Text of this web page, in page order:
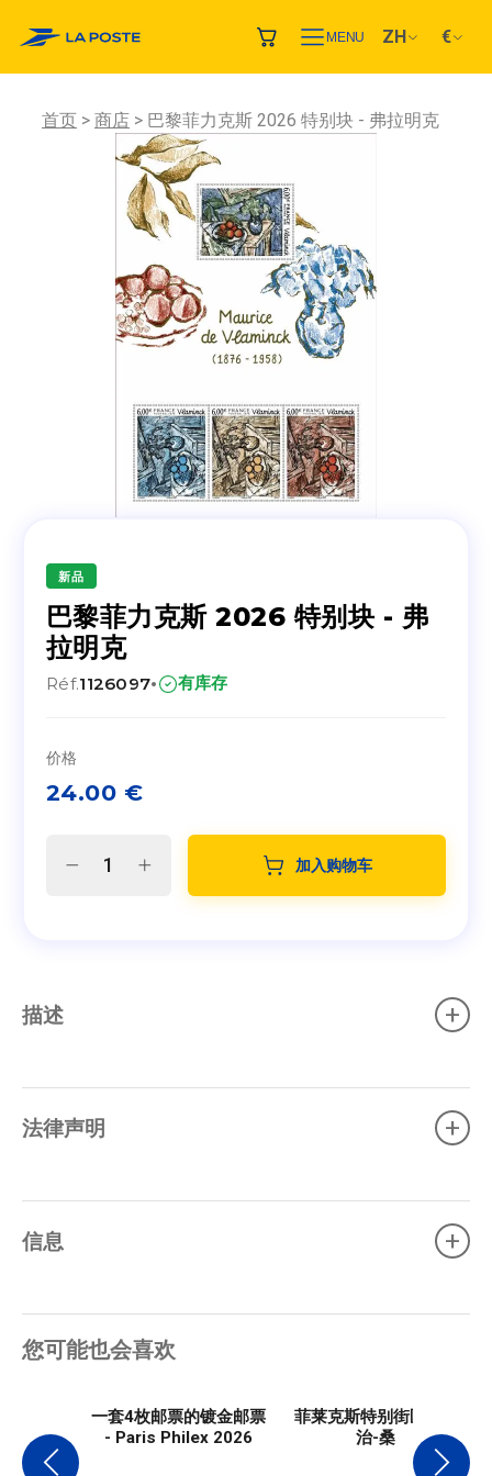
MENU ZH €
首页 商店 巴黎菲力克斯 2026 特别块 - 弗拉明克
新品
巴黎菲力克斯 2026 特别块 - 弗
拉明克
Réf.1126097· 有库存
价格
24.00 €
加入购物车
描述 +
法律声明 +
信息 +
您可能也会喜欢
一套4枚邮票的镀金邮票
- Paris Philex 2026
菲莱克斯特别街区 - 乔
治-桑